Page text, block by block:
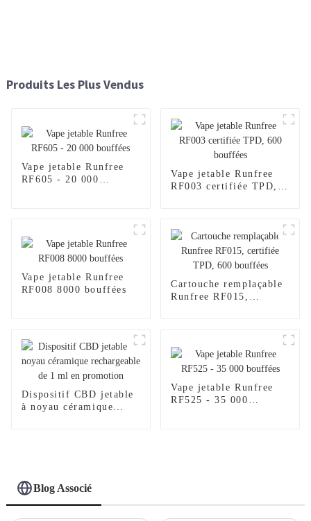
Produits Les Plus Vendus
Vape jetable Runfree
RF605 - 20 000
Vape jetable Runfree
RF003 certifiée TPD,
Vape jetable Runfree
RF008 8000 bouffées
Cartouche remplaçable
Runfree RF015,
Dispositif CBD jetable
à noyau céramique
Vape jetable Runfree
RF525 - 35 000
Blog Associé